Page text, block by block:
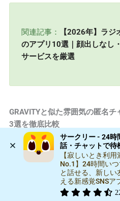
関連記事：
【2026年】ラ
のアプリ10選｜顔出しなし
サービスを厳選
GRAVITYと似た雰囲気の匿名
3選を徹底比較
「GRAVITYみたいなアプリが
使っていたけど別のアプリも試
に、GRAVITYの特徴を整理し
できるアプリを3つ厳選して紹
そもそもGRAVITYのどこが人気
サークリー - 24時
話・チャットで待
【寂しいとき利用
No.1】24時間い
と話せる、新しい
える新感覚SNSア